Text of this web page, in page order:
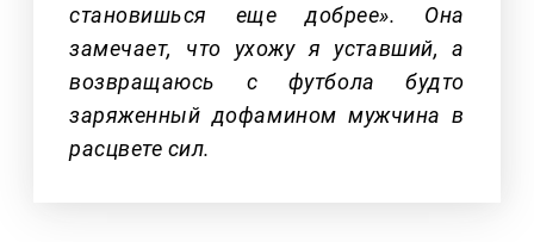
становишься еще добрее». Она
замечает, что ухожу я уставший, а
возвращаюсь с футбола будто
заряженный дофамином мужчина в
расцвете сил.